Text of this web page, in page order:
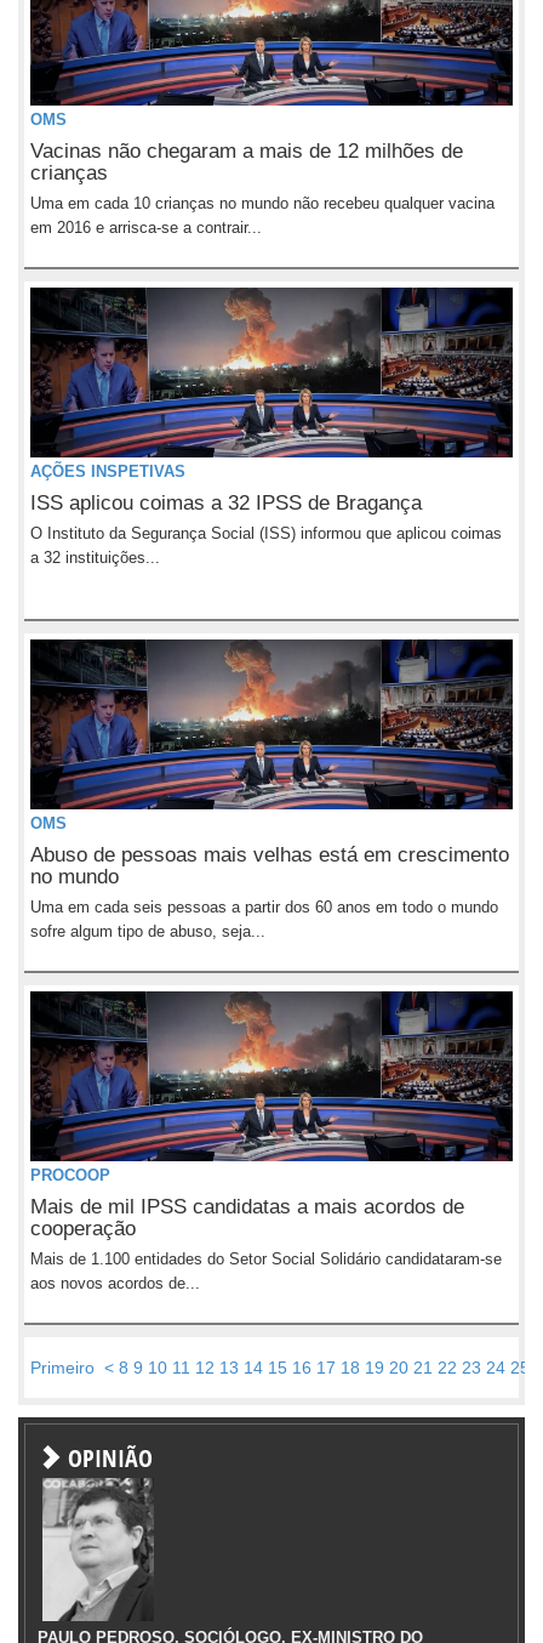
OMS
Vacinas não chegaram a mais de 12 milhões de
crianças
Uma em cada 10 crianças no mundo não recebeu qualquer vacina
em 2016 e arrisca-se a contrair...
AÇÕES INSPETIVAS
ISS aplicou coimas a 32 IPSS de Bragança
O Instituto da Segurança Social (ISS) informou que aplicou coimas
a 32 instituições...
OMS
Abuso de pessoas mais velhas está em crescimento
no mundo
Uma em cada seis pessoas a partir dos 60 anos em todo o mundo
sofre algum tipo de abuso, seja...
PROCOOP
Mais de mil IPSS candidatas a mais acordos de
cooperação
Mais de 1.100 entidades do Setor Social Solidário candidataram-se
aos novos acordos de...
Primeiro < 8 9 10 11 12 13 14 15 16 17 18 19 20 21 22 23 24 25
OPINIÃO
PAULO PEDROSO, SOCIÓLOGO, EX-MINISTRO DO